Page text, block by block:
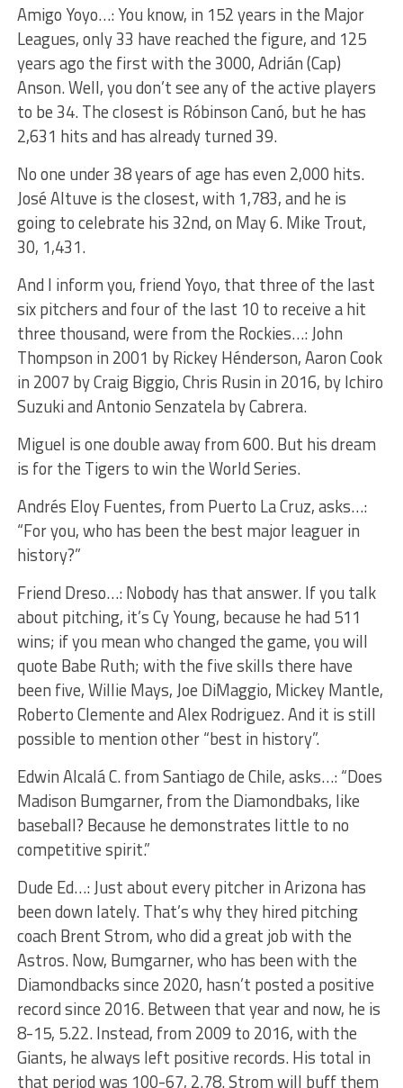
Amigo Yoyo…: You know, in 152 years in the Major
Leagues, only 33 have reached the figure, and 125
years ago the first with the 3000, Adrián (Cap)
Anson. Well, you don’t see any of the active players
to be 34. The closest is Róbinson Canó, but he has
2,631 hits and has already turned 39.
No one under 38 years of age has even 2,000 hits.
José Altuve is the closest, with 1,783, and he is
going to celebrate his 32nd, on May 6. Mike Trout,
30, 1,431.
And I inform you, friend Yoyo, that three of the last
six pitchers and four of the last 10 to receive a hit
three thousand, were from the Rockies…: John
Thompson in 2001 by Rickey Hénderson, Aaron Cook
in 2007 by Craig Biggio, Chris Rusin in 2016, by Ichiro
Suzuki and Antonio Senzatela by Cabrera.
Miguel is one double away from 600. But his dream
is for the Tigers to win the World Series.
Andrés Eloy Fuentes, from Puerto La Cruz, asks…:
“For you, who has been the best major leaguer in
history?”
Friend Dreso…: Nobody has that answer. If you talk
about pitching, it’s Cy Young, because he had 511
wins; if you mean who changed the game, you will
quote Babe Ruth; with the five skills there have
been five, Willie Mays, Joe DiMaggio, Mickey Mantle,
Roberto Clemente and Alex Rodriguez. And it is still
possible to mention other “best in history”.
Edwin Alcalá C. from Santiago de Chile, asks…: “Does
Madison Bumgarner, from the Diamondbaks, like
baseball? Because he demonstrates little to no
competitive spirit.”
Dude Ed…: Just about every pitcher in Arizona has
been down lately. That’s why they hired pitching
coach Brent Strom, who did a great job with the
Astros. Now, Bumgarner, who has been with the
Diamondbacks since 2020, hasn’t posted a positive
record since 2016. Between that year and now, he is
8-15, 5.22. Instead, from 2009 to 2016, with the
Giants, he always left positive records. His total in
that period was 100-67, 2.78. Strom will buff them